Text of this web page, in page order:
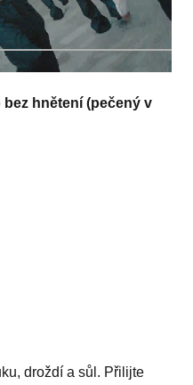
bez hnětení (pečený v
droždí a sůl. Přilijte